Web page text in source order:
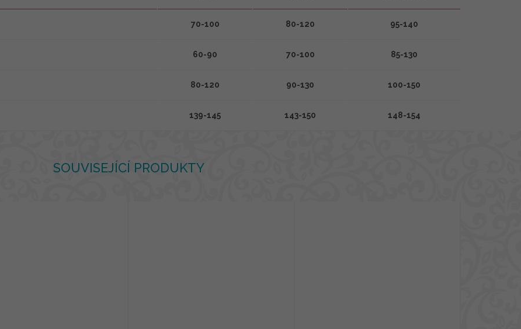
SOUVISEJÍCÍ PRODUKTY
70-100 80-120 95-140
60-90 70-100 85-130
80-120 90-130 100-150
139-145 143-150 148-154